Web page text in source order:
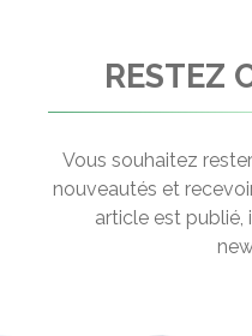
Voitures électriques
MERCEDES
RESTEZ
Vous souhaitez
nouveautés et
article est publié,